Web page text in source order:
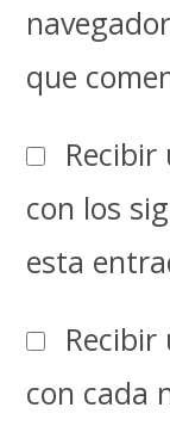
que
con los
esta
con cada